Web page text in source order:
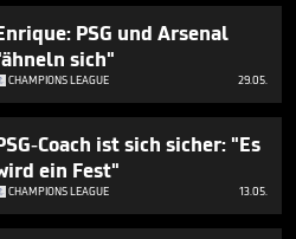
PSG und Arsenal
sich"
CHAMPIONS LEAGUE 29.05.
Coach ist sich sicher: "Es
ein Fest"
CHAMPIONS LEAGUE 13.05.